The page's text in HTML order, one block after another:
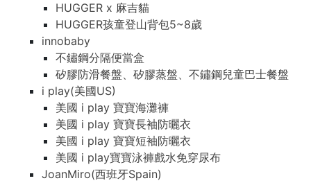
HUGGER x 麻吉貓
HUGGER孩童登山背包5~8歲
innobaby
不鏽鋼分隔便當盒
矽膠防滑餐盤、矽膠蒸盤、不鏽鋼兒童巴士餐盤
i play(美國US)
美國 i play 寶寶海灘褲
美國 i play 寶寶長袖防曬衣
美國 i play 寶寶短袖防曬衣
美國 i play寶寶泳褲戲水免穿尿布
JoanMiro(西班牙Spain)